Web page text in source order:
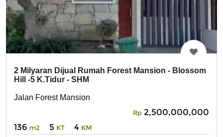
2 Milyaran Dijual Rumah Forest Mansion - Blossom
Hill -5 K.Tidur - SHM
Jalan Forest Mansion
Rp 2,500,000,000
136 m2 5 KT 4 KM